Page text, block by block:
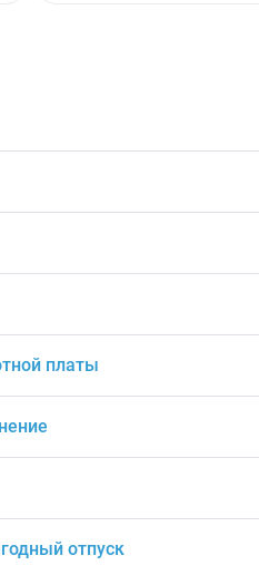
платы
отпуск